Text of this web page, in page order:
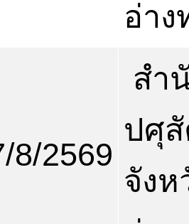
อ่าง
8/2569
สำ
ปศุ
จังห